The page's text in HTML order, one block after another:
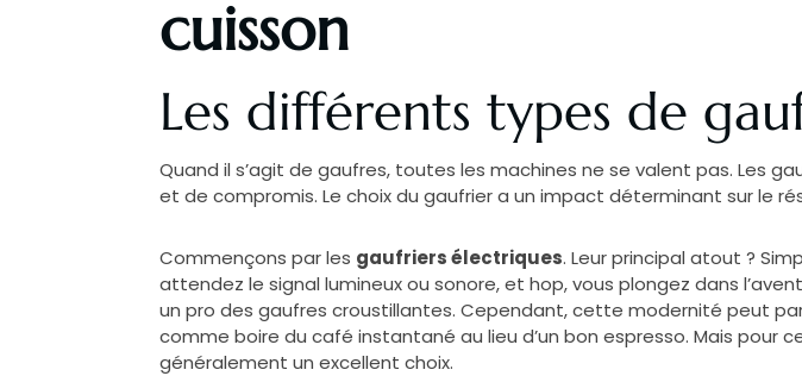
cuisson
Les différents types de
Quand il s’agit de gaufres, toutes les machines ne se valent pas. Les
et de compromis. Le choix du gaufrier a un impact déterminant sur le
Commençons par les gaufriers électriques. Leur principal atout ?
attendez le signal lumineux ou sonore, et hop, vous plongez dans
un pro des gaufres croustillantes. Cependant, cette modernité peut
comme boire du café instantané au lieu d’un bon espresso. Mais pour
généralement un excellent choix.